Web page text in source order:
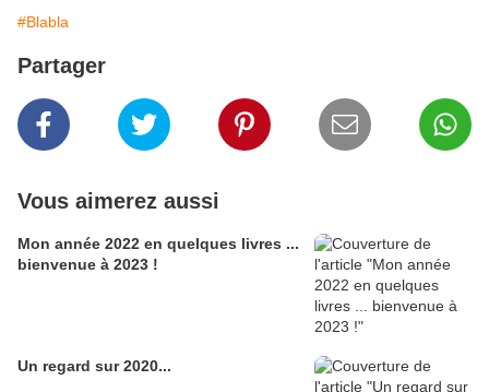
#Blabla
Partager
Vous aimerez aussi
Mon année 2022 en quelques livres ...
bienvenue à 2023 !
Un regard sur 2020...